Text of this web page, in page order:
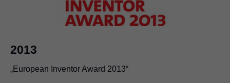
Piacra kerül a korpuszok komfortos tervezését és a
megfelelő vasalatok biztonságos kiválasztását segítő
2013
„European Inventor Award 2013“